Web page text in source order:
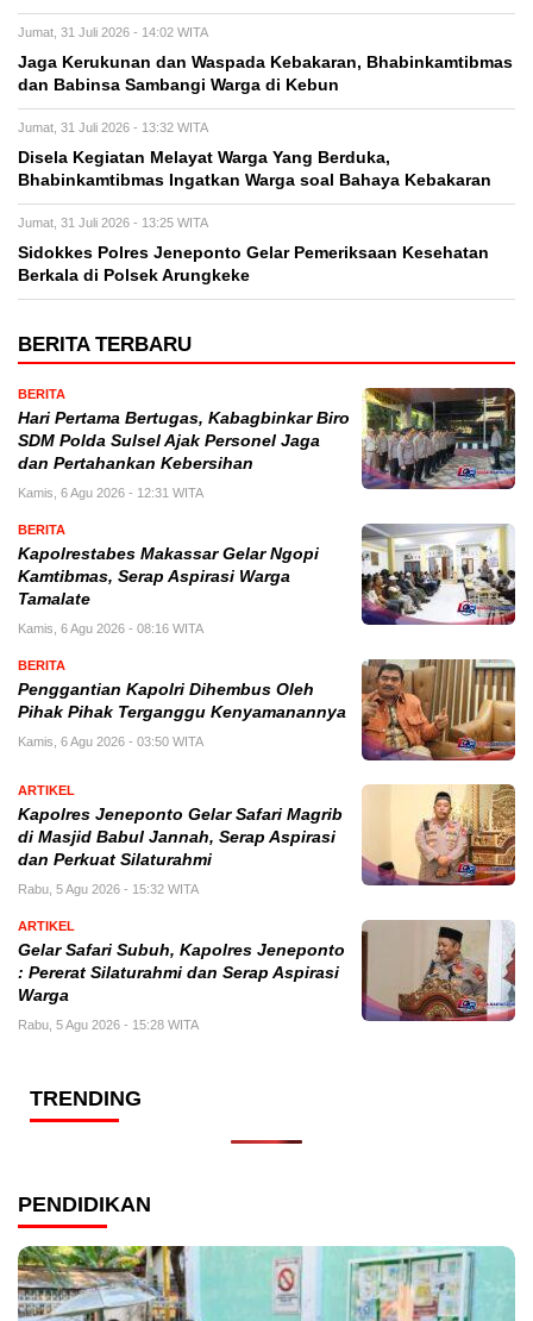
Jumat, 31 Juli 2026 - 14:02 WITA
Jaga Kerukunan dan Waspada Kebakaran, Bhabinkamtibmas
dan Babinsa Sambangi Warga di Kebun
Jumat, 31 Juli 2026 - 13:32 WITA
Disela Kegiatan Melayat Warga Yang Berduka,
Bhabinkamtibmas Ingatkan Warga soal Bahaya Kebakaran
Jumat, 31 Juli 2026 - 13:25 WITA
Sidokkes Polres Jeneponto Gelar Pemeriksaan Kesehatan
Berkala di Polsek Arungkeke
BERITA TERBARU
BERITA
Hari Pertama Bertugas, Kabagbinkar Biro
SDM Polda Sulsel Ajak Personel Jaga
dan Pertahankan Kebersihan
Kamis, 6 Agu 2026 - 12:31 WITA
BERITA
Kapolrestabes Makassar Gelar Ngopi
Kamtibmas, Serap Aspirasi Warga
Tamalate
Kamis, 6 Agu 2026 - 08:16 WITA
BERITA
Penggantian Kapolri Dihembus Oleh
Pihak Pihak Terganggu Kenyamanannya
Kamis, 6 Agu 2026 - 03:50 WITA
ARTIKEL
Kapolres Jeneponto Gelar Safari Magrib
di Masjid Babul Jannah, Serap Aspirasi
dan Perkuat Silaturahmi
Rabu, 5 Agu 2026 - 15:32 WITA
ARTIKEL
Gelar Safari Subuh, Kapolres Jeneponto
: Pererat Silaturahmi dan Serap Aspirasi
Warga
Rabu, 5 Agu 2026 - 15:28 WITA
TRENDING
PENDIDIKAN